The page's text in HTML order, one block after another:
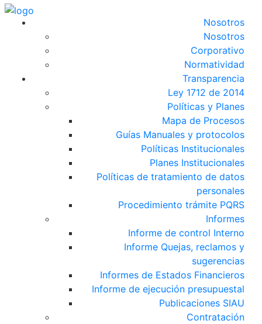
Nosotros
Nosotros
Corporativo
Normatividad
Transparencia
Ley 1712 de 2014
Políticas y Planes
Mapa de Procesos
Guías Manuales y protocolos
Políticas Institucionales
Planes Institucionales
Políticas de tratamiento de datos
personales
Procedimiento trámite PQRS
Informes
Informe de control Interno
Informe Quejas, reclamos y
sugerencias
Informes de Estados Financieros
Informe de ejecución presupuestal
Publicaciones SIAU
Contratación